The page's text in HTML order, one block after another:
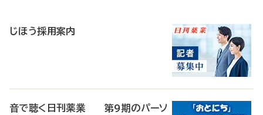
じほう採用案内
音で聴く日刊薬業 第9期のパーソ